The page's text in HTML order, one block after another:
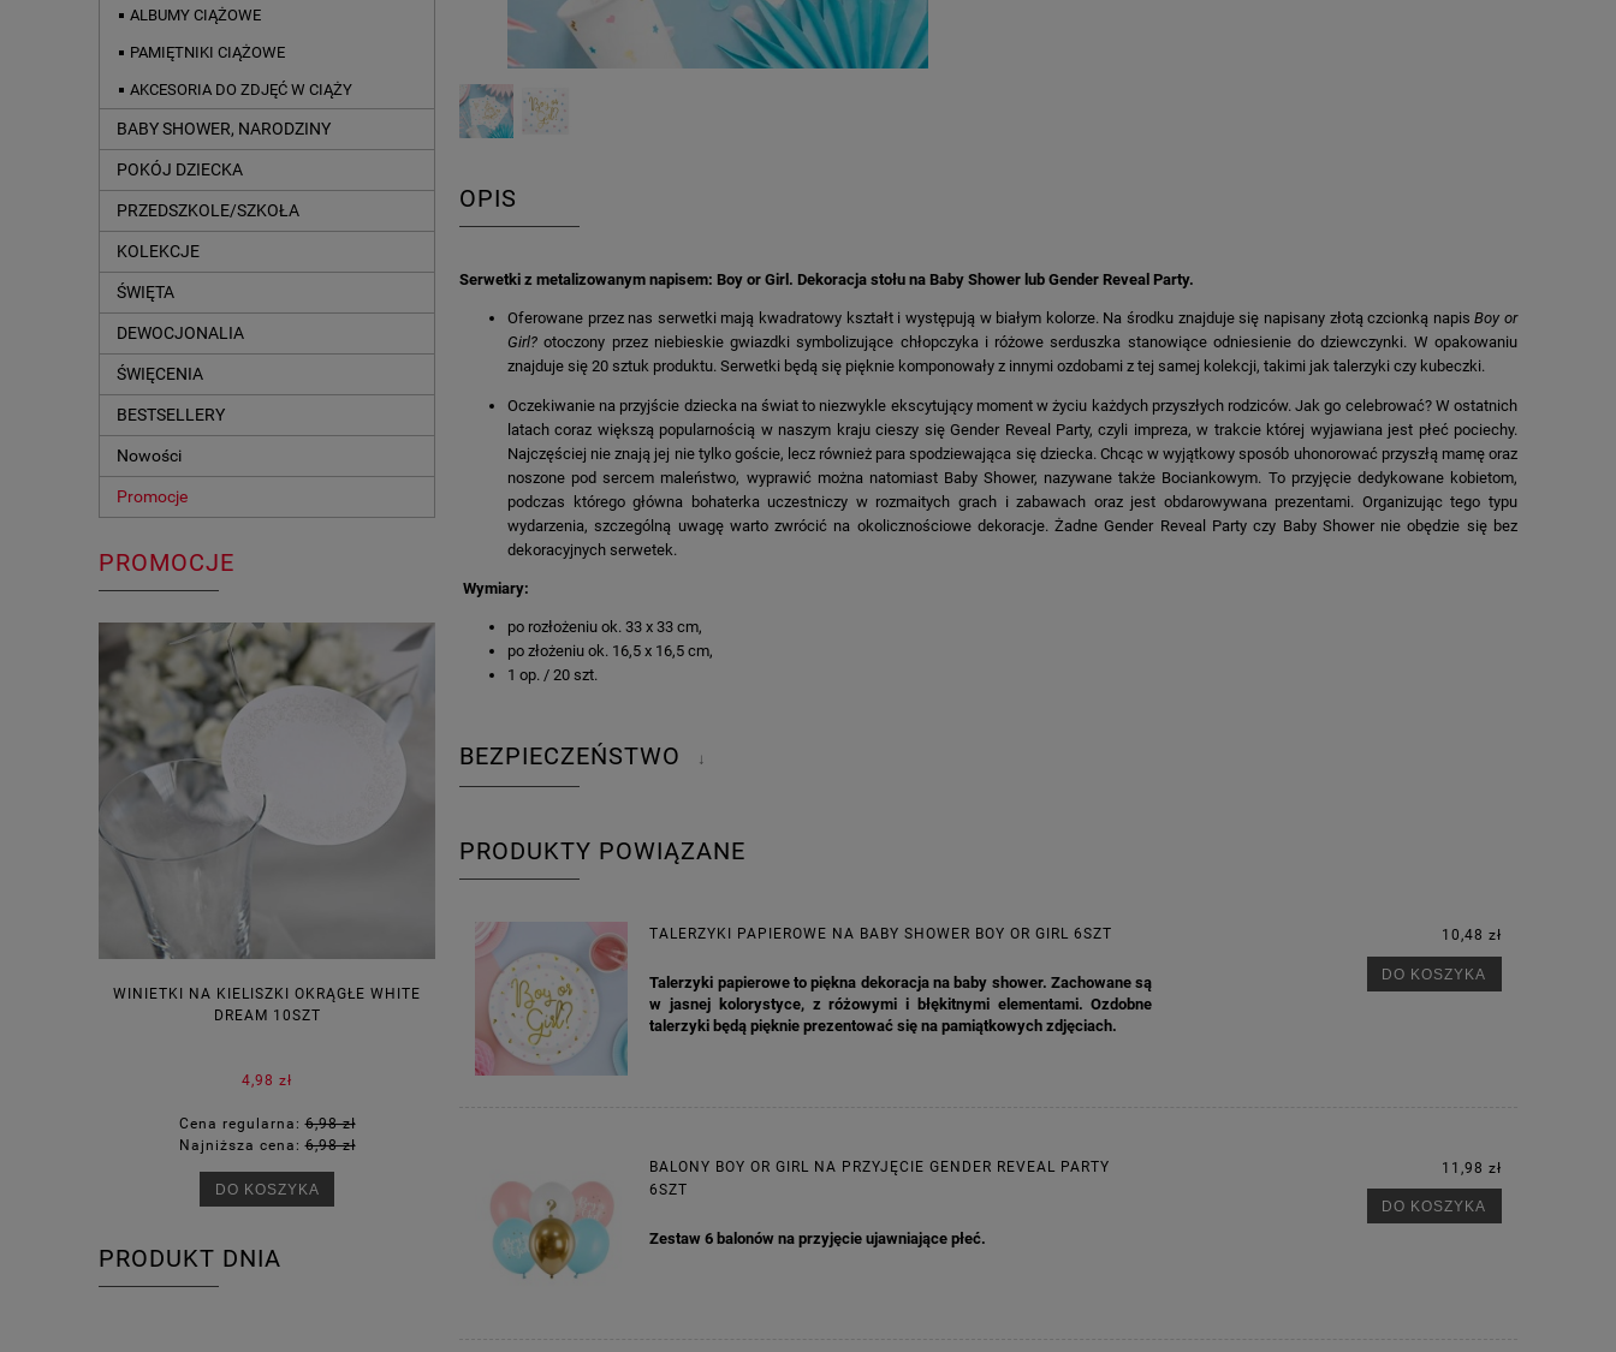
ALBUMY CIĄŻOWE
PAMIĘTNIKI CIĄŻOWE
AKCESORIA DO ZDJĘĆ W CIĄŻY
BABY SHOWER, NARODZINY
POKÓJ DZIECKA
PRZEDSZKOLE/SZKOŁA
KOLEKCJE
ŚWIĘTA
DEWOCJONALIA
ŚWIĘCENIA
BESTSELLERY
Nowości
Promocje
PROMOCJE
WINIETKI NA KIELISZKI OKRĄGŁE WHITE
DREAM 10SZT
4,98 zł
Cena regularna:6,98 zł
Najniższa cena:6,98 zł
DO KOSZYKA
PUDEŁECZKA PODZIĘKOWANIE ZŁOTA
KORONKA KWADRAT 10SZT
6,98 zł
DO KOSZYKA
GIRLANDA BIAŁE PIÓRKA ZE ZŁOTEM
PRODUKT DNIA
OPIS
Serwetki z metalizowanym napisem: Boy or Girl. Dekoracja stołu na Baby Shower lub Gender Reveal Party.
Oferowane przez nas serwetki mają kwadratowy kształt i występują w białym kolorze. Na środku znajduje się napisany złotą czcionką napisBoy or
Girl? otoczony przez niebieskie gwiazdki symbolizujące chłopczyka i różowe serduszka stanowiące odniesienie do dziewczynki. W opakowaniu
znajduje się 20 sztuk produktu. Serwetki będą się pięknie komponowały z innymi ozdobami z tej samej kolekcji, takimi jak talerzyki czy kubeczki.
Oczekiwanie na przyjście dziecka na świat to niezwykle ekscytujący moment w życiu każdych przyszłych rodziców. Jak go celebrować? W ostatnich
latach coraz większą popularnością w naszym kraju cieszy się Gender Reveal Party, czyli impreza, w trakcie której wyjawiana jest płeć pociechy.
Najczęściej nie znają jej nie tylko goście, lecz również para spodziewająca się dziecka. Chcąc w wyjątkowy sposób uhonorować przyszłą mamę oraz
noszone pod sercem maleństwo, wyprawić można natomiast Baby Shower, nazywane także Bociankowym. To przyjęcie dedykowane kobietom,
podczas którego główna bohaterka uczestniczy w rozmaitych grach i zabawach oraz jest obdarowywana prezentami. Organizując tego typu
wydarzenia, szczególną uwagę warto zwrócić na okolicznościowe dekoracje. Żadne Gender Reveal Party czy Baby Shower nie obędzie się bez
dekoracyjnych serwetek.
Wymiary:
po rozłożeniu ok. 33 x 33 cm,
po złożeniu ok. 16,5 x 16,5 cm,
1 op. / 20 szt.
BEZPIECZEŃSTWO ↓
PRODUKTY POWIĄZANE
TALERZYKI PAPIEROWE NA BABY SHOWER BOY OR GIRL 6SZT
Talerzyki papierowe to piękna dekoracja na baby shower. Zachowane są
w jasnej kolorystyce, z różowymi i błękitnymi elementami. Ozdobne
talerzyki będą pięknie prezentować się na pamiątkowych zdjęciach.
10,48 zł
DO KOSZYKA
BALONY BOY OR GIRL NA PRZYJĘCIE GENDER REVEAL PARTY
6SZT
Zestaw 6 balonów na przyjęcie ujawniające płeć.
11,98 zł
DO KOSZYKA